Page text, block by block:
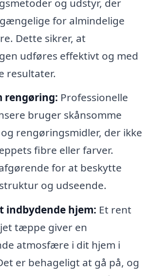
og udstyr, der
for almindelige
Dette sikrer, at
udføres effektivt og med
resultater.
rengøring: Professionelle
bruger skånsomme
rengøringsmidler, der ikke
fibre eller farver.
for at beskytte
og udseende.
indbydende hjem: Et rent
tæppe giver en
atmosfære i dit hjem i
er behageligt at gå på, og